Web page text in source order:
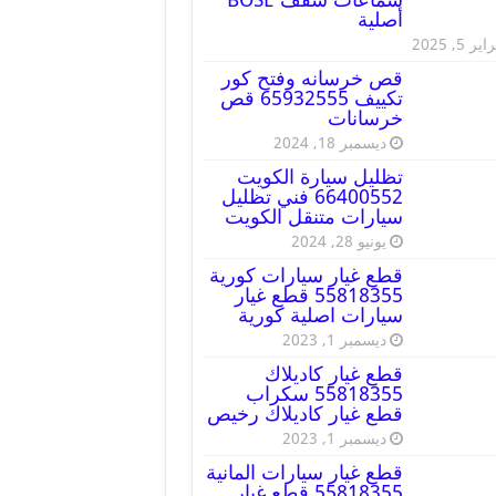
أصلية
5, 2025
قص خرسانه وفتح كور
تكييف 65932555 قص
خرسانات
ديسمبر 18, 2024
تظليل سيارة الكويت
66400552 فني تظليل
سيارات متنقل الكويت
يونيو 28, 2024
قطع غيار سيارات كورية
55818355 قطع غيار
سيارات اصلية كورية
ديسمبر 1, 2023
قطع غيار كاديلاك
55818355 سكراب
قطع غيار كاديلاك رخيص
ديسمبر 1, 2023
قطع غيار سيارات المانية